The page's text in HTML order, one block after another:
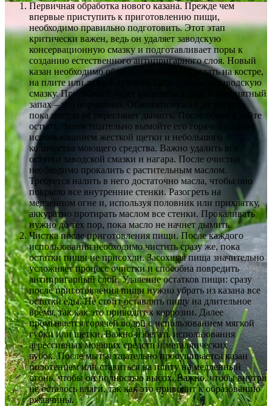
Первичная обработка нового казана. Прежде чем
впервые приступить к приготовлению пищи,
необходимо правильно подготовить. Этот этап
критически важен, ведь он удаляет заводскую
консервационную смазку и подготавливает поры к
созданию естественного антипригарного слоя. Новый
казан необходимо обжечь. Это можно сделать на костре,
на плите или даже в духовке. Цель – выжечь заводскую
смазку. При обжиге будет выделяться дым и неприятный
запах – это нормально. Обжигать нужно до тех пор,
пока посуда не перестанет дымить. После обжига дайте
остыть. Затем тщательно вымойте его горячей водой с
использованием жесткой щетки и небольшого
количества моющего средства. Важно удалить все
остатки заводской смазки и нагара. После очистки
необходимо прокалить с растительным маслом.
Требуется налить в него достаточно масла, чтобы оно
покрыло все внутренние стенки. Разогреть на
медленном огне и, используя половник или прихватку,
аккуратно протирать маслом все стенки. Прокаливать
нужно до тех пор, пока масло не начнет дымить.
Чистка после приготовления пищи. После каждого
использования необходимо чистить сразу же, пока
остатки пищи не присохли. Засохшая пища значительно
усложняет процесс очистки и способна повредить
антипригарный слой. Удаление остатков пищи: сразу
после приготовления пищи нужно убрать из казана все
остатки еды. Не стоит оставлять пищу на длительное
время, так как это приводит к коррозии. Далее
промывается горячей водой с использованием мягкой
губки или щетки. Важно избегать использования
агрессивных моющих средств и металлических
губок. После мытья тщательно просушивается казан
полотенцем или ставиться на плиту на медленный
огонь, чтобы он полностью высох. Важно, чтобы внутри
не осталось влаги, так как это приводит к образованию
ржавчины.